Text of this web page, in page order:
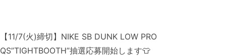
【11/7(火)締切】NIKE SB DUNK LOW PRO
QS”TIGHTBOOTH”抽選応募開始します👕